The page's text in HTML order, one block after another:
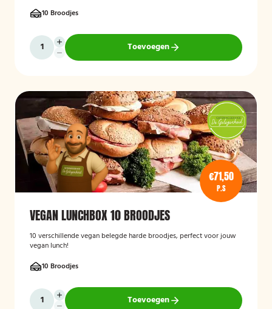
10 Broodjes
Toevoegen
€71,50
P.S
VEGAN LUNCHBOX 10 BROODJES
10 verschillende vegan belegde harde broodjes, perfect voor jouw
vegan lunch!
10 Broodjes
Toevoegen